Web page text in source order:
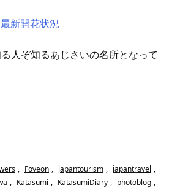
新開花状況
人ぞ知るあじさいの名所となって
, Foveon , japantourism , japantravel ,
, Katasumi , KatasumiDiary , photoblog ,